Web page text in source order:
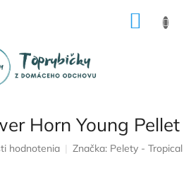
Horn Young Pellet
hodnotenia Značka: Pelety - Tropical